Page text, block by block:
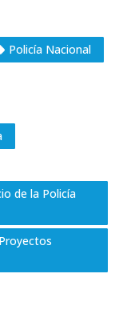
Policía Nacional
de la Policía